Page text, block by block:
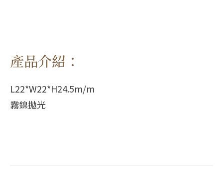
產品介紹：
L22*W22*H24.5m/m
霧鎳拋光